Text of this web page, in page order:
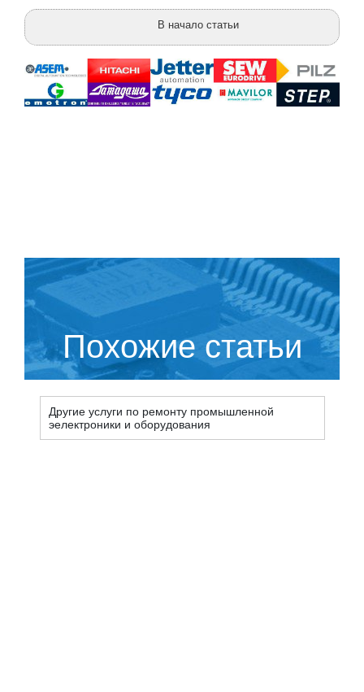
В начало статьи
Похожие статьи
Другие услуги по ремонту промышленной
эелектроники и оборудования